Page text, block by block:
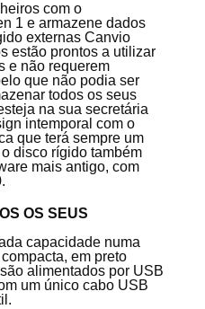
com o
1 e armazene dados
externas Canvio
estão prontos a utilizar
e não requerem
que não podia ser
todos os seus
na sua secretária
intemporal com o
que terá sempre um
disco rígido também
mais antigo, com
OS SEUS
capacidade numa
em preto
alimentados por USB
um único cabo USB